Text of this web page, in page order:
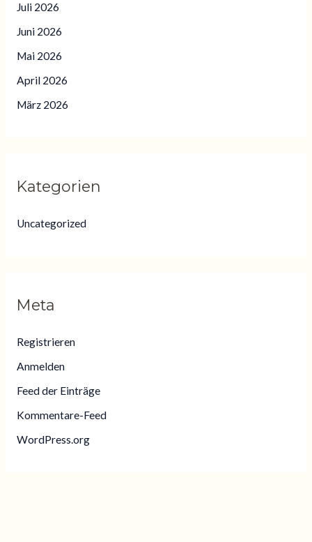
Juli 2026
Juni 2026
Mai 2026
April 2026
März 2026
Kategorien
Uncategorized
Meta
Registrieren
Anmelden
Feed der Einträge
Kommentare-Feed
WordPress.org